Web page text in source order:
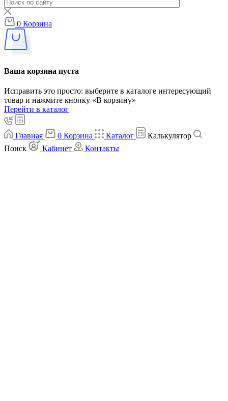
0 Корзина
Ваша корзина пуста
Исправить это просто: выберите в каталоге интересующий
товар и нажмите кнопку «В корзину»
Перейти в каталог
Главная 0 Корзина Каталог
Калькулятор
Поиск
Кабинет Контакты